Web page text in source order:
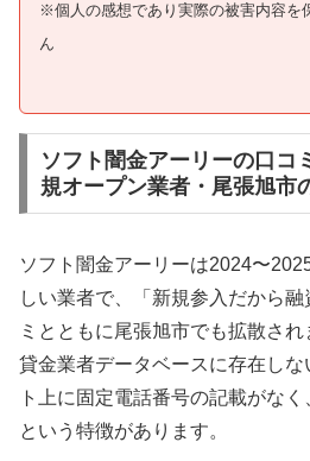
※個人の感想であり実際の被害内容を
ん
ソフト闇金アーリーの口コ
規オープン業者・尾張旭市
ソフト闇金アーリーは2024〜
しい業者で、「新規参入だから
ミとともに尾張旭市でも拡散さ
貸金業者データベースに存在し
ト上に固定電話番号の記載がな
という特徴があります。